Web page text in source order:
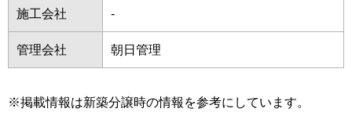
施工会社 -
管理会社 朝日管理
※掲載情報は新築分譲時の情報を参考にしています。